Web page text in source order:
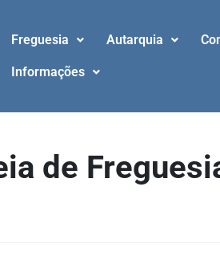
Freguesia Autarquia
Informações
de